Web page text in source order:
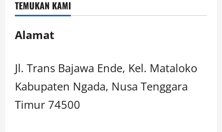
TEMUKAN KAMI
Alamat
Jl. Trans Bajawa Ende, Kel. Mataloko
Kabupaten Ngada, Nusa Tenggara
Timur 74500